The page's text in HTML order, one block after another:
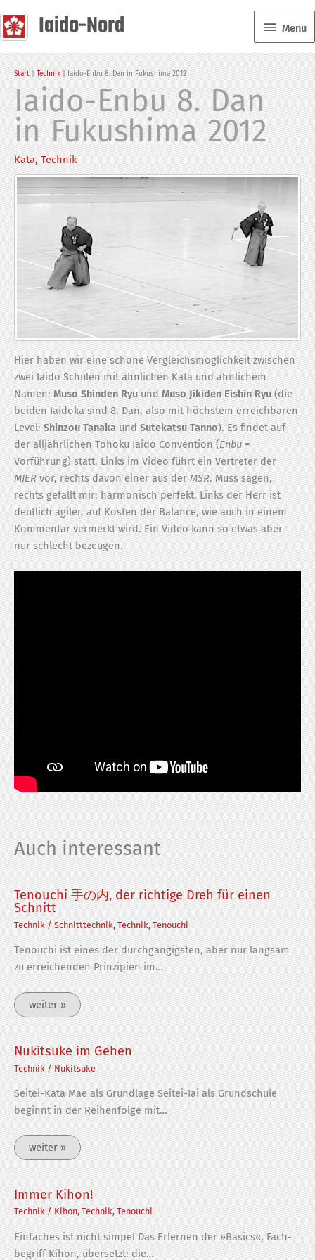
Inhalt
springen Iaido-Nord Menu
Menu
Start Technik Iaido-Enbu 8. Dan in Fukushima 2012
Iaido-Enbu 8. Dan
in Fukushima 2012
Kata,Technik
Hier haben wir eine schöne Ver­gleichs­möglich­keit zwischen
zwei Iaido Schulen mit ähnlichen Kata und ähnlichem
Namen:Muso Shinden RyuundMuso Jikiden Eishin Ryu(die
beiden Iaidoka sind 8. Dan, also mit höchstem erreichbaren
Level:Shinzou TanakaundSutekatsu Tanno). Es findet auf
der alljährlichen Tohoku Iaido Convention (Enbu=
Vorführung) statt. Links im Video führt ein Vertreter der
MJERvor, rechts davon einer aus derMSR. Muss sagen,
rechts gefällt mir: harmonisch perfekt. Links der Herr ist
deutlich agiler, auf Kosten der Balance, wie auch in einem
Kommentar vermerkt wird. Ein Video kann so etwas aber
nur schlecht bezeugen.
Auch interessant
Tenouchi 手の内, der richtige Dreh für einen
Schnitt
Technik/Schnitttechnik,Technik,Tenouchi
Tenouchi ist eines der durchgängigsten, aber nur langsam
zu erreichenden Prinzipien im…
weiter »
Nukitsuke im Gehen
Technik/Nukitsuke
Seitei-Kata Mae als Grundlage Seitei-Iai als Grundschule
beginnt in der Reihenfolge mit…
weiter »
Immer Kihon!
Technik/Kihon,Technik,Tenouchi
Einfaches ist nicht simpel Das Erlernen der »Basics«, Fach­
be­griff Kihon, über­setzt: die…